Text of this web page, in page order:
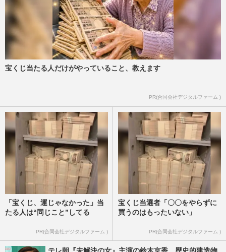
宝くじ当たる人だけがやっていること、教えます
PR(合同会社デジタルファーム )
「宝くじ、運じゃなかった」当
たる人は“同じこと”してる
PR(合同会社デジタルファーム )
宝くじ当選者「〇〇をやらずに
買うのはもったいない」
PR(合同会社デジタルファーム )
テレ朝『未解決の女』主演の鈴木京香、歴史的建造物